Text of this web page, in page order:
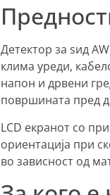
Детектор за ѕид
клима уреди,
напон и дрвени
површината пред
LCD екранот со
ориентација при
во зависност од